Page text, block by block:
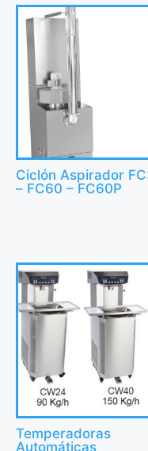
Ciclón Aspirador
– FC60 – FC60P
Temperadoras
Automáticas